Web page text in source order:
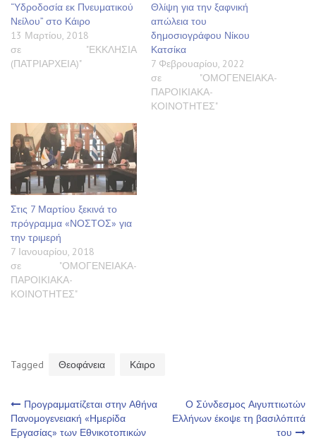
“Υδροδοσία εκ Πνευματικού
Νείλου” στο Κάιρο
13 Μαρτίου, 2018
σε "ΕΚΚΛΗΣΙΑ
(ΠΑΤΡΙΑΡΧΕΙΑ)"
Θλίψη για την ξαφνική
απώλεια του
δημοσιογράφου Νίκου
Κατσίκα
7 Φεβρουαρίου, 2022
σε "ΟΜΟΓΕΝΕΙΑΚΑ-
ΠΑΡΟΙΚΙΑΚΑ-
ΚΟΙΝΟΤΗΤΕΣ"
Στις 7 Μαρτίου ξεκινά το
πρόγραμμα «ΝΟΣΤΟΣ» για
την τριμερή
7 Ιανουαρίου, 2018
σε "ΟΜΟΓΕΝΕΙΑΚΑ-
ΠΑΡΟΙΚΙΑΚΑ-
ΚΟΙΝΟΤΗΤΕΣ"
Tagged Θεοφάνεια Κάιρο
Πλοήγηση
Προγραμματίζεται στην Αθήνα
Πανομογενειακή «Ημερίδα
Εργασίας» των Εθνικοτοπικών
Ο Σύνδεσμος Αιγυπτιωτών
Ελλήνων έκοψε τη βασιλόπιτά
του